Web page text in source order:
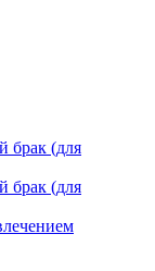
брак (для
брак (для